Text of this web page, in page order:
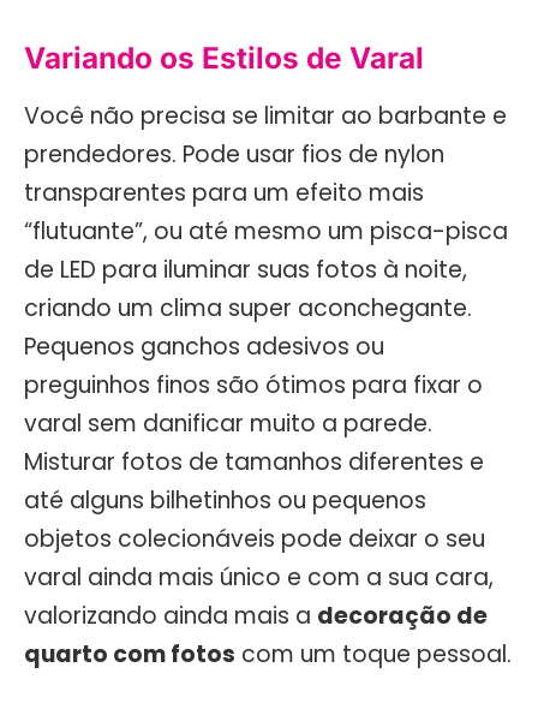
Variando os Estilos de Varal
Você não precisa se limitar ao barbante e
prendedores. Pode usar fios de nylon
transparentes para um efeito mais
“flutuante”, ou até mesmo um pisca-pisca
de LED para iluminar suas fotos à noite,
criando um clima super aconchegante.
Pequenos ganchos adesivos ou
preguinhos finos são ótimos para fixar o
varal sem danificar muito a parede.
Misturar fotos de tamanhos diferentes e
até alguns bilhetinhos ou pequenos
objetos colecionáveis pode deixar o seu
varal ainda mais único e com a sua cara,
valorizando ainda mais a decoração de
quarto com fotos com um toque pessoal.